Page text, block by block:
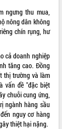
ngưng thu mua,
nông dân không
chín rụng, hư
cả doanh nghiệp
tăng cao. Đồng
thị trường và làm
vấn đề "đặc biệt
chuỗi cung ứng,
ngành hàng sầu
nguy cơ hàng
thiệt hại nặng.